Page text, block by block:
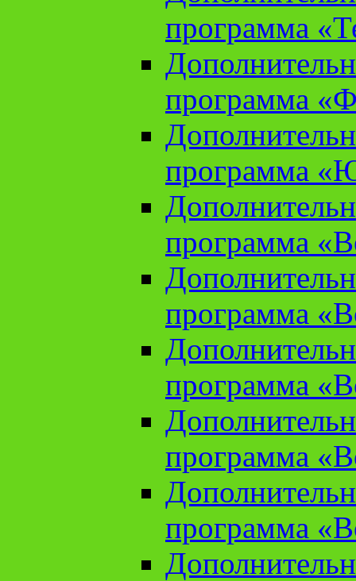
программа
программа
программа
программа
программа
программа
программа
программа